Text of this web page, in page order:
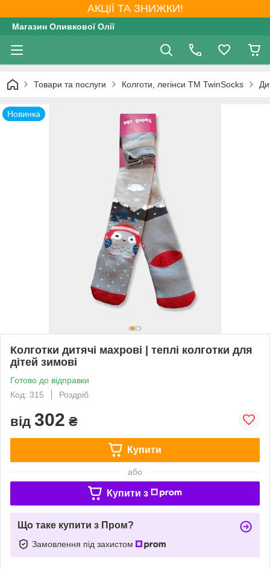
АКЦІЇ ТА ЗНИЖКИ!
Магазин Оливкової Олії
Товари та послуги Колготи, легінси ТМ TwinSocks
Новинка
Колготки дитячі махрові | теплі колготки для
дітей зимові
Готово до відправки
Код: 315
Роздріб
від 302 ₴
Купити
або
Купити з
Що таке купити з Пром?
Замовлення під захистом